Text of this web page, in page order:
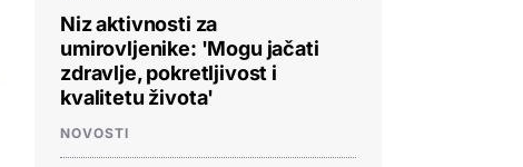
Niz aktivnosti za
umirovljenike: 'Mogu jačati
zdravlje, pokretljivost i
kvalitetu života'
NOVOSTI